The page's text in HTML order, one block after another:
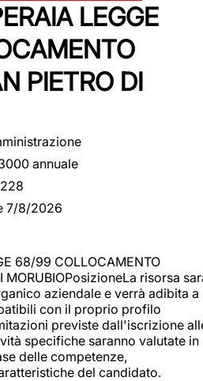
LEGGE
PIETRO DI
annuale
7/8/2026
68/99 COLLOCAMENTO
MORUBIOPosizioneLa risorsa
aziendale e verrà adibita a
con il proprio profilo
previste dall'iscrizione
specifiche saranno valutate in
delle competenze,
del candidato.